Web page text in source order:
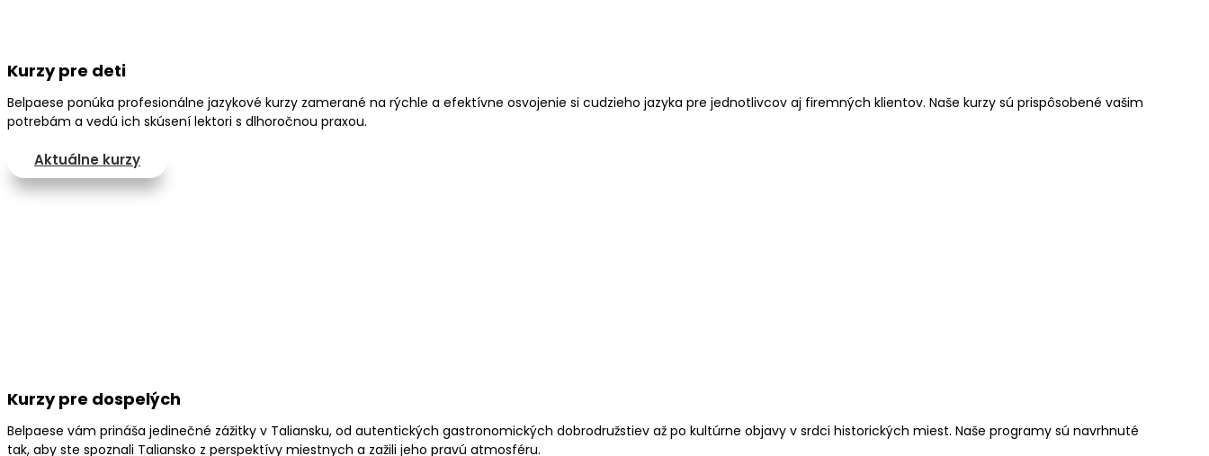
Kurzy pre deti
Belpaese ponúka profesionálne jazykové kurzy zamerané na rýchle a efektívne osvojenie si cudzieho jazyka pre jednotlivcov aj firemných klientov. Naše kurzy sú prispôsobené vašim
potrebám a vedú ich skúsení lektori s dlhoročnou praxou.
Aktuálne kurzy
Kurzy pre dospelých
Belpaese vám prináša jedinečné zážitky v Taliansku, od autentických gastronomických dobrodružstiev až po kultúrne objavy v srdci historických miest. Naše programy sú navrhnuté
tak, aby ste spoznali Taliansko z perspektívy miestnych a zažili jeho pravú atmosféru.